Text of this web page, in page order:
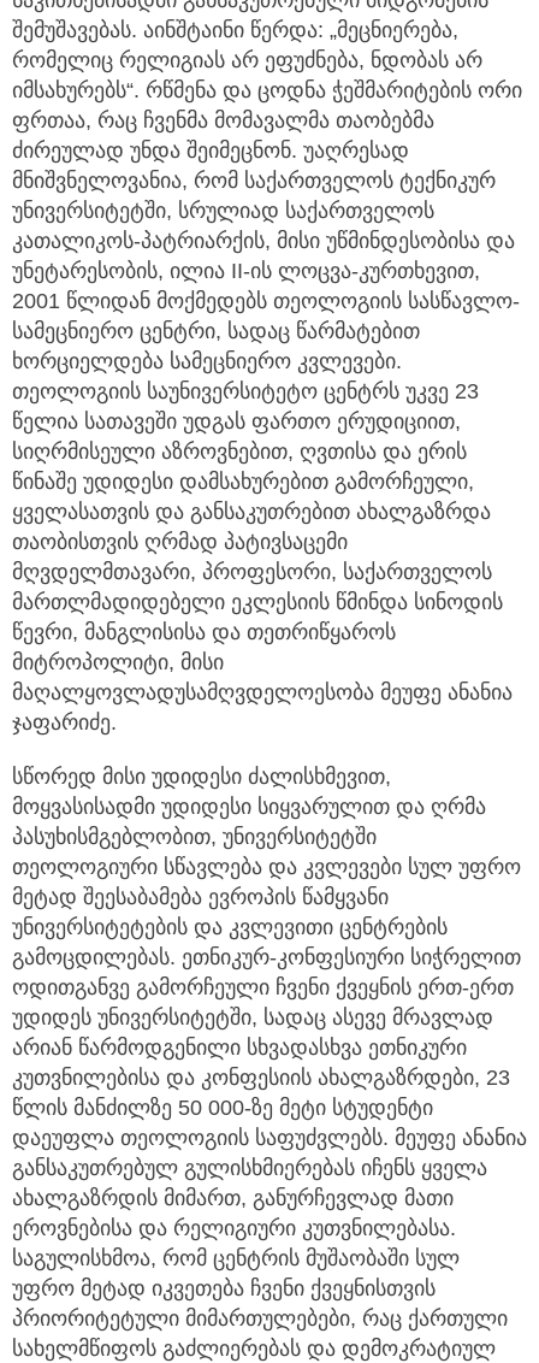
შემუშავებას. აინშტაინი წერდა: „მეცნიერება,
რომელიც რელიგიას არ ეფუძნება, ნდობას არ
იმსახურებს“. რწმენა და ცოდნა ჭეშმარიტების ორი
ფრთაა, რაც ჩვენმა მომავალმა თაობებმა
ძირეულად უნდა შეიმეცნონ. უაღრესად
მნიშვნელოვანია, რომ საქართველოს ტექნიკურ
უნივერსიტეტში, სრულიად საქართველოს
კათალიკოს-პატრიარქის, მისი უწმინდესობისა და
უნეტარესობის, ილია II-ის ლოცვა-კურთხევით,
2001 წლიდან მოქმედებს თეოლოგიის სასწავლო-
სამეცნიერო ცენტრი, სადაც წარმატებით
ხორციელდება სამეცნიერო კვლევები.
თეოლოგიის საუნივერსიტეტო ცენტრს უკვე 23
წელია სათავეში უდგას ფართო ერუდიციით,
სიღრმისეული აზროვნებით, ღვთისა და ერის
წინაშე უდიდესი დამსახურებით გამორჩეული,
ყველასათვის და განსაკუთრებით ახალგაზრდა
თაობისთვის ღრმად პატივსაცემი
მღვდელმთავარი, პროფესორი, საქართველოს
მართლმადიდებელი ეკლესიის წმინდა სინოდის
წევრი, მანგლისისა და თეთრიწყაროს
მიტროპოლიტი, მისი
მაღალყოვლადუსამღვდელოესობა მეუფე ანანია
ჯაფარიძე.
სწორედ მისი უდიდესი ძალისხმევით,
მოყვასისადმი უდიდესი სიყვარულით და ღრმა
პასუხისმგებლობით, უნივერსიტეტში
თეოლოგიური სწავლება და კვლევები სულ უფრო
მეტად შეესაბამება ევროპის წამყვანი
უნივერსიტეტების და კვლევითი ცენტრების
გამოცდილებას. ეთნიკურ-კონფესიური სიჭრელით
ოდითგანვე გამორჩეული ჩვენი ქვეყნის ერთ-ერთ
უდიდეს უნივერსიტეტში, სადაც ასევე მრავლად
არიან წარმოდგენილი სხვადასხვა ეთნიკური
კუთვნილებისა და კონფესიის ახალგაზრდები, 23
წლის მანძილზე 50 000-ზე მეტი სტუდენტი
დაეუფლა თეოლოგიის საფუძვლებს. მეუფე ანანია
განსაკუთრებულ გულისხმიერებას იჩენს ყველა
ახალგაზრდის მიმართ, განურჩევლად მათი
ეროვნებისა და რელიგიური კუთვნილებასა.
საგულისხმოა, რომ ცენტრის მუშაობაში სულ
უფრო მეტად იკვეთება ჩვენი ქვეყნისთვის
პრიორიტეტული მიმართულებები, რაც ქართული
სახელმწიფოს გაძლიერებას და დემოკრატიულ